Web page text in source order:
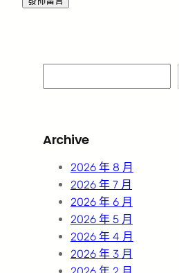
e
c
Archive
2026 年 8 月
2026 年 7 月
2026 年 6 月
2026 年 5 月
2026 年 4 月
2026 年 3 月